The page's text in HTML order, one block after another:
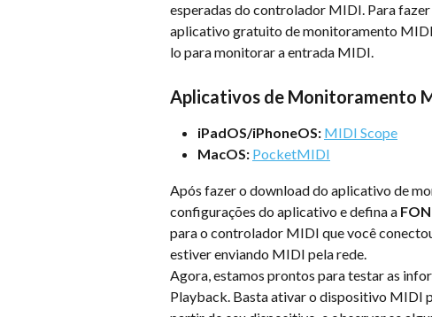
esperadas do controlador MIDI. Para
aplicativo gratuito de monitoramento
lo para monitorar a entrada MIDI.
Aplicativos de Monitoramento
iPadOS/iPhoneOS: MIDI Scope
MacOS: PocketMIDI
Após fazer o download do aplicativo de
configurações do aplicativo e defina a
para o controlador MIDI que você
estiver enviando MIDI pela rede.
Agora, estamos prontos para testar as
Playback. Basta ativar o dispositivo MIDI